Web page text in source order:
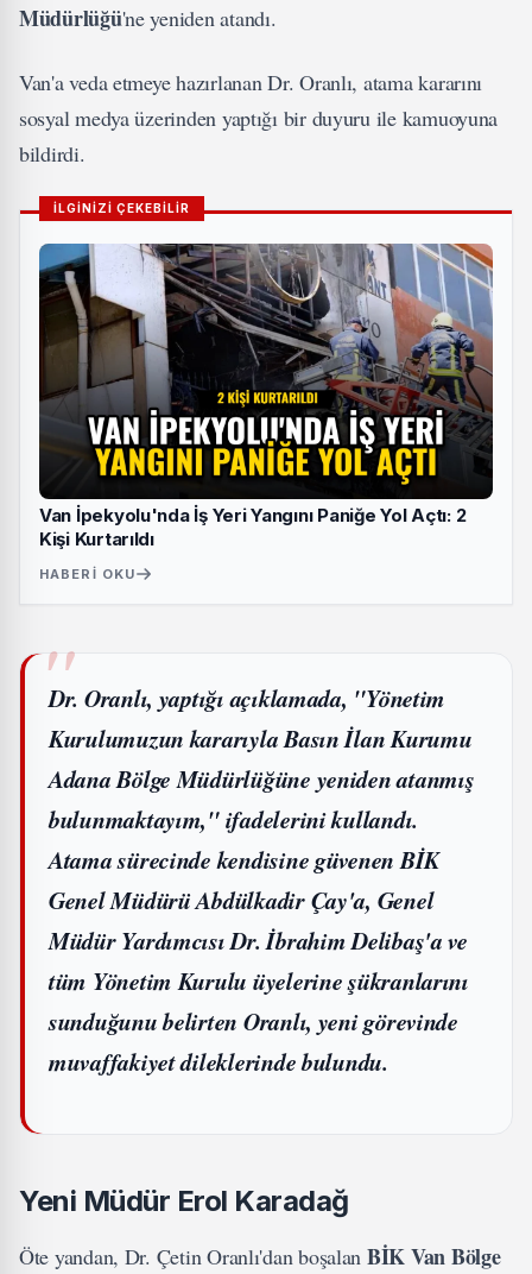
Müdürlüğü'ne yeniden atandı.
Van'a veda etmeye hazırlanan Dr. Oranlı, atama kararını
sosyal medya üzerinden yaptığı bir duyuru ile kamuoyuna
bildirdi.
İLGİNİZİ ÇEKEBİLİR
Van İpekyolu'nda İş Yeri Yangını Paniğe Yol Açtı: 2
Kişi Kurtarıldı
HABERI OKU
Dr. Oranlı, yaptığı açıklamada, "Yönetim
Kurulumuzun kararıyla Basın İlan Kurumu
Adana Bölge Müdürlüğüne yeniden atanmış
bulunmaktayım," ifadelerini kullandı.
Atama sürecinde kendisine güvenen BİK
Genel Müdürü Abdülkadir Çay'a, Genel
Müdür Yardımcısı Dr. İbrahim Delibaş'a ve
tüm Yönetim Kurulu üyelerine şükranlarını
sunduğunu belirten Oranlı, yeni görevinde
muvaffakiyet dileklerinde bulundu.
Yeni Müdür Erol Karadağ
Öte yandan, Dr. Çetin Oranlı'dan boşalan BİK Van Bölge